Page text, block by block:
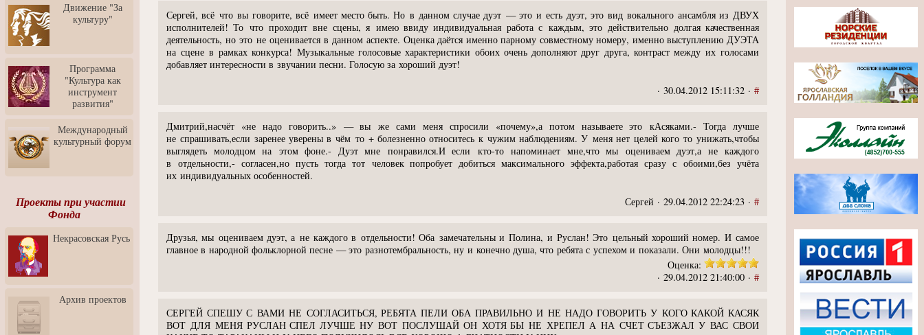
Моноспектакль
"Вертинский. Исповедь
Барона"
"Притяжение" в центре
ЛЕКСУС - ЯРОСЛАВЛЬ
Презентация выставки
Зураба Церетели
Пресс-конференция к
открытию выставки Зураба
Церетели
Фестиваль уличной
Отчётный концерт детского
театра танца "Задоринка"
Профессионалов - Эпизод
3: Обусловленности
человека и их влияние на
карьеру
скульптором Дмитрием
Тугариновым
Движение "За
культуру"
Программа
"Культура как
инструмент
развития"
Международный
культурный форум
Проекты при участии
Фонда
Некрасовская Русь
Архив проектов
Сергей, всё что вы говорите, всё имеет место быть. Но в данном случае дуэт — это и есть дуэт, это вид вокального ансамбля из ДВУХ
исполнителей! То что проходит вне сцены, я имею ввиду индивидуальная работа с каждым, это действительно долгая качественная
деятельность, но это не оценивается в данном аспекте. Оценка даётся именно парному совместному номеру, именно выступлению ДУЭТА
на сцене в рамках конкурса! Музыкальные голосовые характеристики обоих очень дополняют друг друга, контраст между их голосами
добавляет интересности в звучании песни. Голосую за хороший дуэт!
· 30.04.2012 15:11:32 · #
Дмитрий,насчёт «не надо говорить..» — вы же сами меня спросили «почему»,а потом называете это кАсяками.- Тогда лучше
не спрашивать,если заренее уверены в чём то + болезненно относитесь к чужим наблюдениям. У меня нет целей кого то унижать,чтобы
выглядеть молодцом на этом фоне.- Дуэт мне понравился.И если кто-то напоминает мне,что мы оцениваем дуэт,а не каждого
в отдельности,- согласен,но пусть тогда тот человек попробует добиться максимального эффекта,работая сразу с обоими,без учёта
их индивидуальных особенностей.
Сергей · 29.04.2012 22:24:23 · #
Друзья, мы оцениваем дуэт, а не каждого в отдельности! Оба замечательны и Полина, и Руслан! Это цельный хороший номер. И самое
главное в народной фольклорной песне — это разнотембральность, ну и конечно душа, что ребята с успехом и показали. Они молодцы!!!
Оценка:
· 29.04.2012 21:40:00 · #
СЕРГЕЙ СПЕШУ С ВАМИ НЕ СОГЛАСИТЬСЯ, РЕБЯТА ПЕЛИ ОБА ПРАВИЛЬНО И НЕ НАДО ГОВОРИТЬ У КОГО КАКОЙ КАСЯК
ВОТ ДЛЯ МЕНЯ РУСЛАН СПЕЛ ЛУЧШЕ НУ ВОТ ПОСЛУШАЙ ОН ХОТЯ БЫ НЕ ХРЕПЕЛ А НА СЧЕТ СЪЕЗЖАЛ У ВАС СВОИ